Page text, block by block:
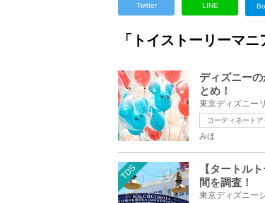
Twitter LINE
「トイストーリーマ
ディズニー
とめ！
コーディネートア
みほ
TDS
【タートル
間を調査！